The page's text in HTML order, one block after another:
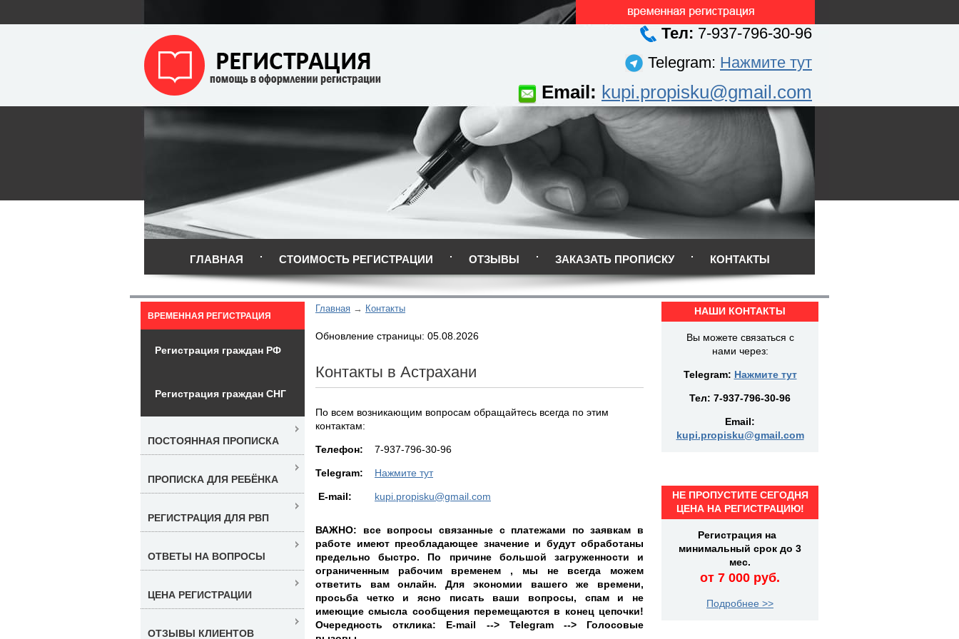
Тел: 7-937-796-30-96
Telegram: Нажмите тут
Email: kupi.propisku@gmail.com
ГЛАВНАЯ СТОИМОСТЬ РЕГИСТРАЦИИ ОТЗЫВЫ ЗАКАЗАТЬ ПРОПИСКУ КОНТАКТЫ
Главная Контакты
Обновление страницы: 05.08.2026
Контакты в Астрахани
По всем возникающим вопросам обращайтесь всегда по этим
контактам:
Teлефон: 7-937-796-30-96
Telegram: Нажмите тут
E-mail: kupi.propisku@gmail.com
ВАЖНО: все вопросы связанные с платежами по заявкам в
работе имеют преобладающее значение и будут обработаны
предельно быстро. По причине большой загруженности и
ограниченным рабочим временем , мы не всегда можем
ответить вам онлайн. Для экономии вашего же времени,
просьба четко и ясно писать ваши вопросы, спам и не
имеющие смысла сообщения перемещаются в конец цепочки!
Очередность отклика: E-mail --> Telegram --> Голосовые
ВРЕМЕННАЯ РЕГИСТРАЦИЯ
Регистрация граждан РФ
Регистрация граждан СНГ
ПОСТОЯННАЯ ПРОПИСКА
ПРОПИСКА ДЛЯ РЕБЁНКА
РЕГИСТРАЦИЯ ДЛЯ РВП
ОТВЕТЫ НА ВОПРОСЫ
ЦЕНА РЕГИСТРАЦИИ
ОТЗЫВЫ КЛИЕНТОВ
НАШИ КОНТАКТЫ
Вы можете связаться с
нами через:
Telegram: Нажмите тут
Тел: 7-937-796-30-96
Email:
kupi.propisku@gmail.com
НЕ ПРОПУСТИТЕ СЕГОДНЯ
ЦЕНА НА РЕГИСТРАЦИЮ!
Регистрация на
минимальный срок до 3
мес.
от 7 000 руб.
Подробнее >>